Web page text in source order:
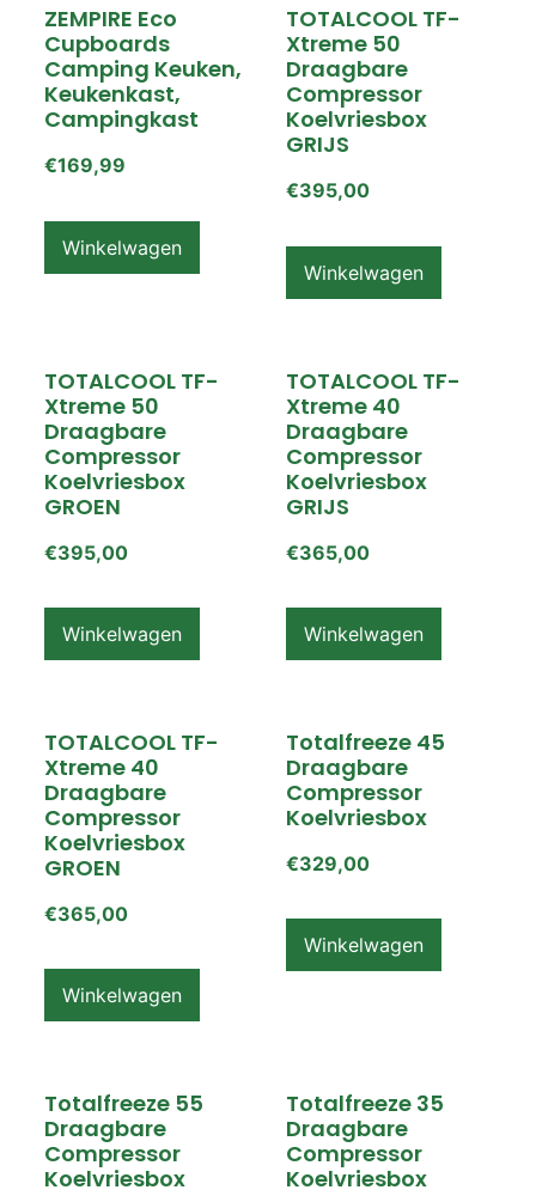
ZEMPIRE Eco
Cupboards
Camping Keuken,
Keukenkast,
Campingkast
€169,99
Winkelwagen
TOTALCOOL TF-
Xtreme 50
Draagbare
Compressor
Koelvriesbox
GRIJS
€395,00
Winkelwagen
TOTALCOOL TF-
Xtreme 50
Draagbare
Compressor
Koelvriesbox
GROEN
€395,00
Winkelwagen
TOTALCOOL TF-
Xtreme 40
Draagbare
Compressor
Koelvriesbox
GRIJS
€365,00
Winkelwagen
TOTALCOOL TF-
Xtreme 40
Draagbare
Compressor
Koelvriesbox
GROEN
€365,00
Winkelwagen
Totalfreeze 45
Draagbare
Compressor
Koelvriesbox
€329,00
Winkelwagen
Totalfreeze 55
Draagbare
Compressor
Koelvriesbox
Totalfreeze 35
Draagbare
Compressor
Koelvriesbox